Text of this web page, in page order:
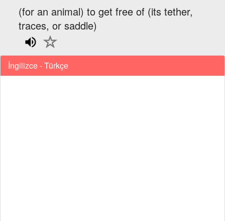
(for an animal) to get free of (its tether,
traces, or saddle)
İngilizce - Türkçe